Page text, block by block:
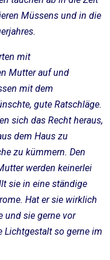
Müssens und in die
mit
Mutter auf und
mit dem
gute Ratschläge.
sich das Recht heraus,
dem Haus zu
zu kümmern. Den
werden keinerlei
sie in eine ständige
Hat er sie wirklich
und sie gerne vor
Lichtgestalt so gerne im